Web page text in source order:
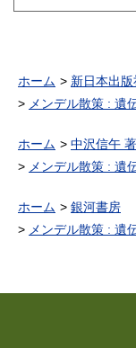
ホーム
新日本出版
メンデル散策 : 遺
ホーム
中沢信午 著
メンデル散策 : 遺
ホーム
銀河書房
メンデル散策 : 遺